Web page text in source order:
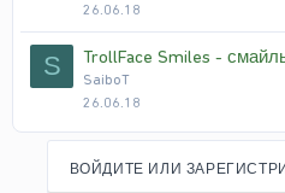
26.06.18
S TrollFace Smiles -
SaiboT
26.06.18
ВОЙДИТЕ ИЛИ